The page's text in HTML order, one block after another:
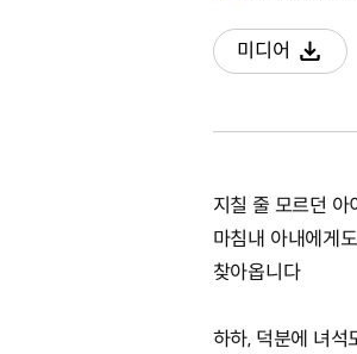
미디어
다운로드
지칠 줄 모르던
마침내 아내에게
찾아옵니다
하하, 덕분에 녀석